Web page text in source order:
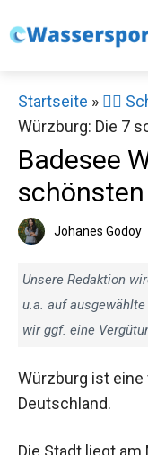
Inhalt
Startseite » 🏊‍♂️
Würzburg: Die 7
Badesee
Johanes Godoy
Unsere Redaktion
u.a. auf ausgewählte
wir ggf. eine
Würzburg ist
Deutschland.
Die Stadt liegt